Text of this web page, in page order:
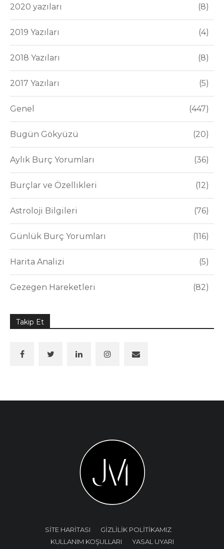
2020 yazıları 8
2019 Yazıları 4
2018 Yazıları 8
2017 Yazıları 5
Genel 447
Bugün Gökyüzü 20
Aylık Burç Yorumları 36
Burçlar ve Özellikleri 12
Astroloji Bilgileri 76
Günlük Burç Yorumları 116
Harita Analizi 5
Gezegen Hareketleri 82
Takip Et
SİTE HARİTASI
GİZLİLİK POLİTİKAMIZ
KULLANIM KOŞULLARI
YASAL UYARI